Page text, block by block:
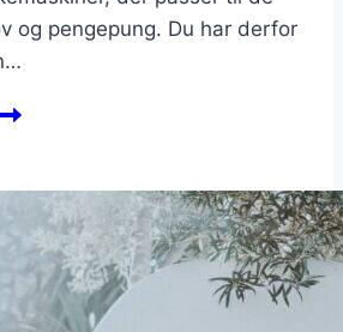
og pengepung. Du har derfor